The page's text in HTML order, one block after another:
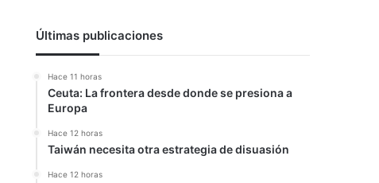
Últimas publicaciones
Hace 11 horas
Ceuta: La frontera desde donde se presiona a
Europa
Hace 12 horas
Taiwán necesita otra estrategia de disuasión
Hace 12 horas